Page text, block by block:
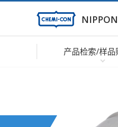
产品检索/样品